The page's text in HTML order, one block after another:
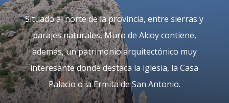
Situado al norte de la provincia, entre sierras y
parajes naturales, Muro de Alcoy contiene,
además, un patrimonio arquitectónico muy
interesante donde destaca la iglesia, la Casa
Palacio o la Ermita de San Antonio.